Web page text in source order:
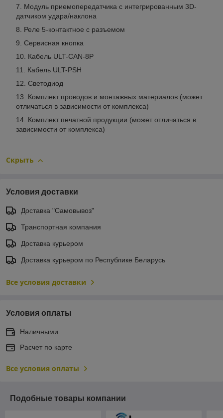
Модуль приемопередатчика с интегрированным 3D-
датчиком удара/наклона
Реле 5-контактное с разъемом
Сервисная кнопка
Кабель ULT-CAN-8P
Кабель ULT-PSH
Светодиод
Комплект проводов и монтажных материалов (может
отличаться в зависимости от комплекса)
Комплект печатной продукции (может отличаться в
зависимости от комплекса)
Скрыть
Условия доставки
Доставка "Самовывоз"
Транспортная компания
Доставка курьером
Доставка курьером по Республике Беларусь
Все условия доставки
Условия оплаты
Наличными
Расчет по карте
Все условия оплаты
Подобные товары компании